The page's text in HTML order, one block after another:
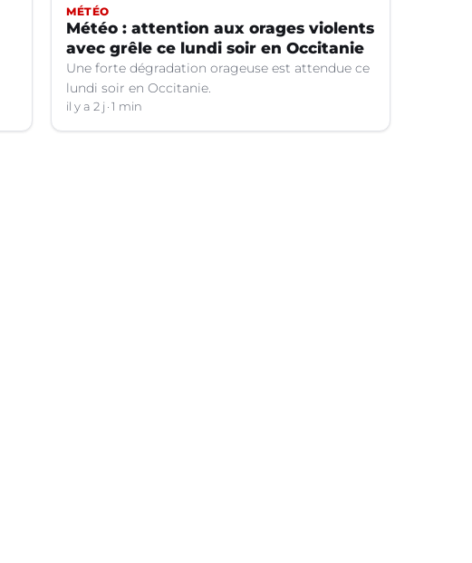
MÉTÉO
Météo : attention aux orages violents
avec grêle ce lundi soir en Occitanie
Une forte dégradation orageuse est attendue ce
lundi soir en Occitanie.
il y a 2 j 1 min